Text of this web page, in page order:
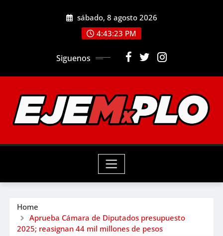
sábado, 8 agosto 2026
4:43:25 PM
Siguenos
Home
Aprueba Cámara de Diputados presupuesto
2025; reasignan 44 mil millones de pesos